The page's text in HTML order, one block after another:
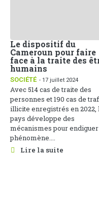
Le dispositif du
Cameroun pour faire
face à la traite des
humains
SOCIÉTÉ - 17 juillet 2024
Avec 514 cas de traite des
personnes et 190 cas de
illicite enregistrés en 2022,
pays développe des
mécanismes pour
phénomène....
Lire la suite